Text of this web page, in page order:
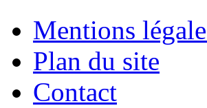
Mentions
Plan du site
Contact